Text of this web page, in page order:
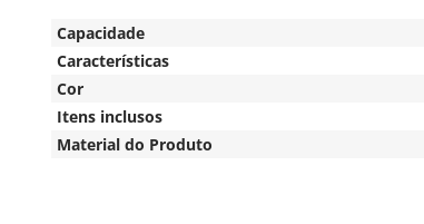
Capacidade
Características
Cor
Itens inclusos
Material do Produto